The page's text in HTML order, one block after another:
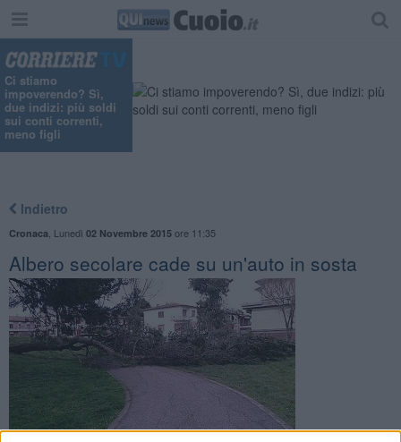
Ci stiamo
impoverendo? Sì,
due indizi: più soldi
sui conti correnti,
meno figli
Indietro
Cronaca Lunedì 02 Novembre 2015ore 11:35
Albero secolare cade su un'auto in sosta